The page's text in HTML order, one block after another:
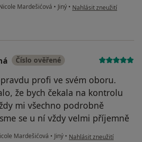
Mardešićová • Jiný • podle názoru uživatele
Nahlásit zneužití
Číslo ověřené
profi ve svém oboru.
že bych čekala na kontrolu
mi všechno podrobně
se u ní vždy velmi příjemně
Mardešićová • Jiný • podle názoru uživatele
Nahlásit zneužití